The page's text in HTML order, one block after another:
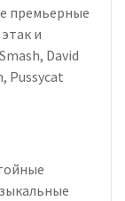
премьерные
и
David
Pussycat